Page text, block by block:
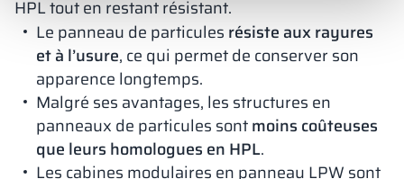
HPL tout en restant résistant.
Le panneau de particules résiste aux rayures
et à l’usure, ce qui permet de conserver son
apparence longtemps.
Malgré ses avantages, les structures en
panneaux de particules sontmoins coûteuses
que leurs homologues en HPL.
Les cabines modulaires en panneau LPW sont